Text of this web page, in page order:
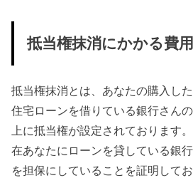
抵当権抹消にかかる費
抵当権抹消とは、あなたの購入し
住宅ローンを借りている銀行さん
上に抵当権が設定されております
在あなたにローンを貸している銀
を担保にしていることを証明してお